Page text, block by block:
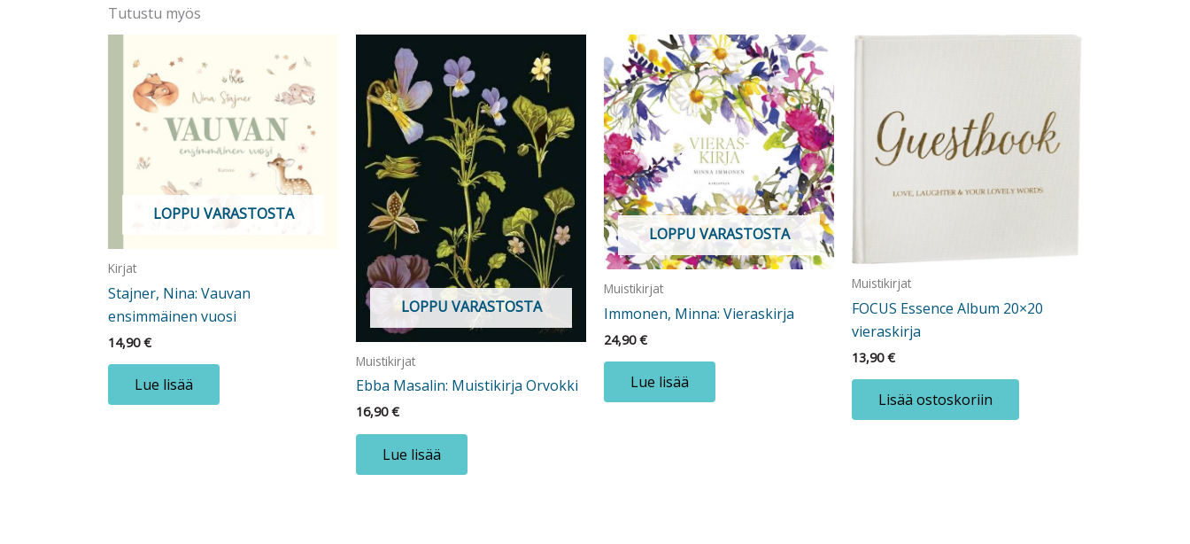
Tutustu myös
LOPPU VARASTOSTA
Kirjat
Stajner, Nina: Vauvan
ensimmäinen vuosi
14,90€
Lue lisää
LOPPU VARASTOSTA
Muistikirjat
Ebba Masalin: Muistikirja Orvokki
16,90€
Lue lisää
LOPPU VARASTOSTA
Muistikirjat
Immonen, Minna: Vieraskirja
24,90€
Lue lisää
Muistikirjat
FOCUS Essence Album 20×20
vieraskirja
13,90€
Lisää ostoskoriin